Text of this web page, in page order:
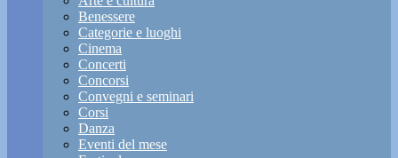
Benessere
Categorie e luoghi
Cinema
Concerti
Concorsi
Convegni e seminari
Corsi
Danza
Eventi del mese